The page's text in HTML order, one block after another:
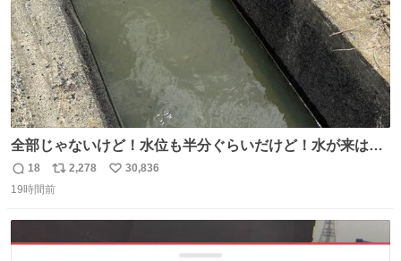
全部じゃないけど！水位も半分ぐらいだけど！水が来はじ
めたよ！！！ 作業してくれた方々ありがとーーー
ー！！！！！！！！！！！！！！！！！！！！！！！！！
返
信
18
リ
ポ
2,278
い
30,836
19時間前